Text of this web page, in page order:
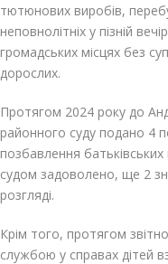
тютюнових виробів,
неповнолітніх у пізній
громадських місцях без
дорослих.
Протягом 2024 року до
районного суду подано 4
позбавлення
судом задоволено, ще 2
розгляді.
Крім того, протягом
службою у справах дітей